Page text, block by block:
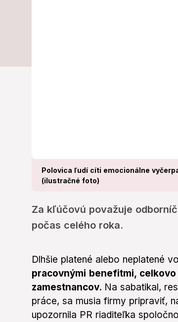
Polovica ľudí cíti emocionálne
(ilustračné foto)
Za kľúčovú považuje
počas celého roka.
Za kľúčovú považuje
Dlhšie platené alebo neplatené
pracovnými benefitmi,
zamestnancov. Na sabatikal,
práce, sa musia firmy pripraviť,
upozornila PR riaditeľka